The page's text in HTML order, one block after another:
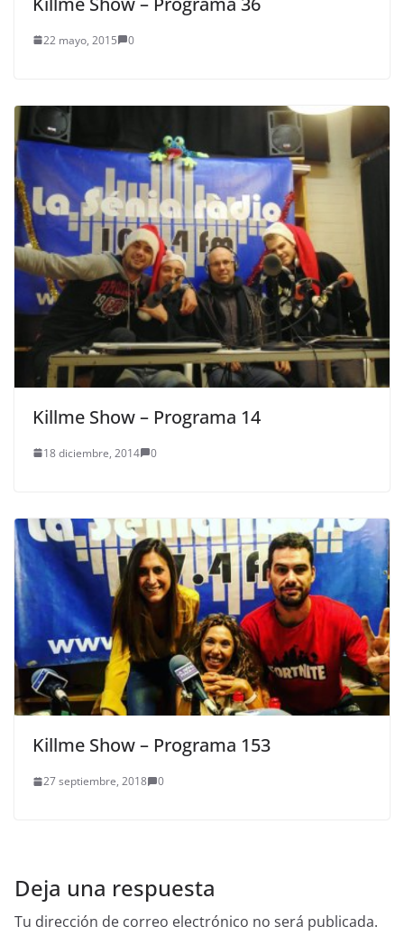
22 mayo, 2015 0
Killme Show – Programa 14
18 diciembre, 2014 0
Killme Show – Programa 153
27 septiembre, 2018 0
Deja una respuesta
Tu dirección de correo electrónico no será publicada.